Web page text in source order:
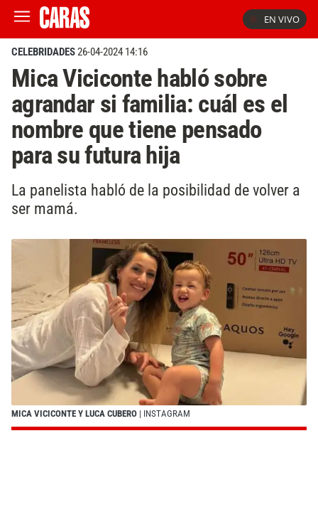
EN VIVO
CELEBRIDADES26-04-2024 14:16
Mica Viciconte habló sobre
agrandar si familia: cuál es el
nombre que tiene pensado
para su futura hija
La panelista habló de la posibilidad de volver a
ser mamá.
MICA VICICONTE Y LUCA CUBERO | INSTAGRAM